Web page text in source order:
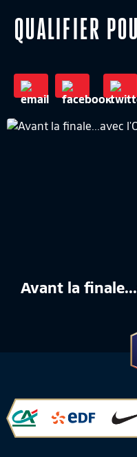
QUALIFIER
Avant la